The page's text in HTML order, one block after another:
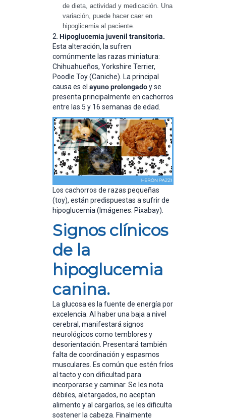
de dieta, actividad y medicación. Una
variación, puede hacer caer en
hipoglicemia al paciente.
2. Hipoglucemia juvenil transitoria.
Esta alteración, la sufren
comúnmente las razas miniatura:
Chihuahueños, Yorkshire Terrier,
Poodle Toy (Caniche). La principal
causa es el ayuno prolongadoy se
presenta principalmente en cachorros
entre las 5 y 16 semanas de edad.
Los cachorros de razas pequeñas
(toy), están predispuestas a sufrir de
hipoglucemia (Imágenes: Pixabay).
Signos clínicos
de la
hipoglucemia
canina.
La glucosa es la fuente de energía por
excelencia. Al haber una baja a nivel
cerebral, manifestará signos
neurológicos como temblores y
desorientación. Presentará también
falta de coordinación y espasmos
musculares. Es común que estén fríos
al tacto y con dificultad para
incorporarse y caminar. Se les nota
débiles, aletargados, no aceptan
alimento y al cargarlos, se les dificulta
sostener la cabeza. Finalmente